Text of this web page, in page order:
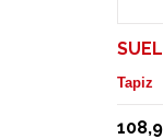
Tapiz